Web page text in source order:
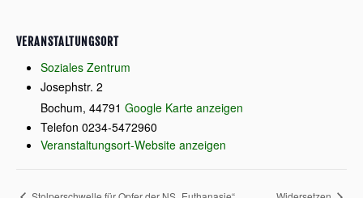
VERANSTALTUNGSORT
Soziales Zentrum
Josephstr. 2
Bochum, 44791 Google Karte anzeigen
Telefon 0234-5472960
Veranstaltungsort-Website anzeigen